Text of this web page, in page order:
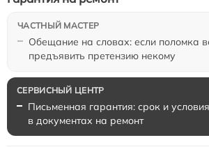
Обещание на словах: если поломка
предъявить претензию некому
Письменная гарантия: срок и
в документах на ремонт